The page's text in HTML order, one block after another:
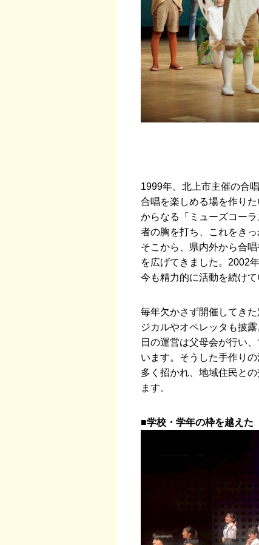
1999年、北上市主催の合
合唱を楽しめる場を作り
からなる「ミューズコー
者の胸を打ち、これをき
そこから、県内外から合
を広げてきました。2002
今も精力的に活動を続けて
毎年欠かさず開催してき
ジカルやオペレッタも披
日の運営は父母会が行い
います。そうした手作り
多く招かれ、地域住民と
ます。
■学校・学年の枠を越えた